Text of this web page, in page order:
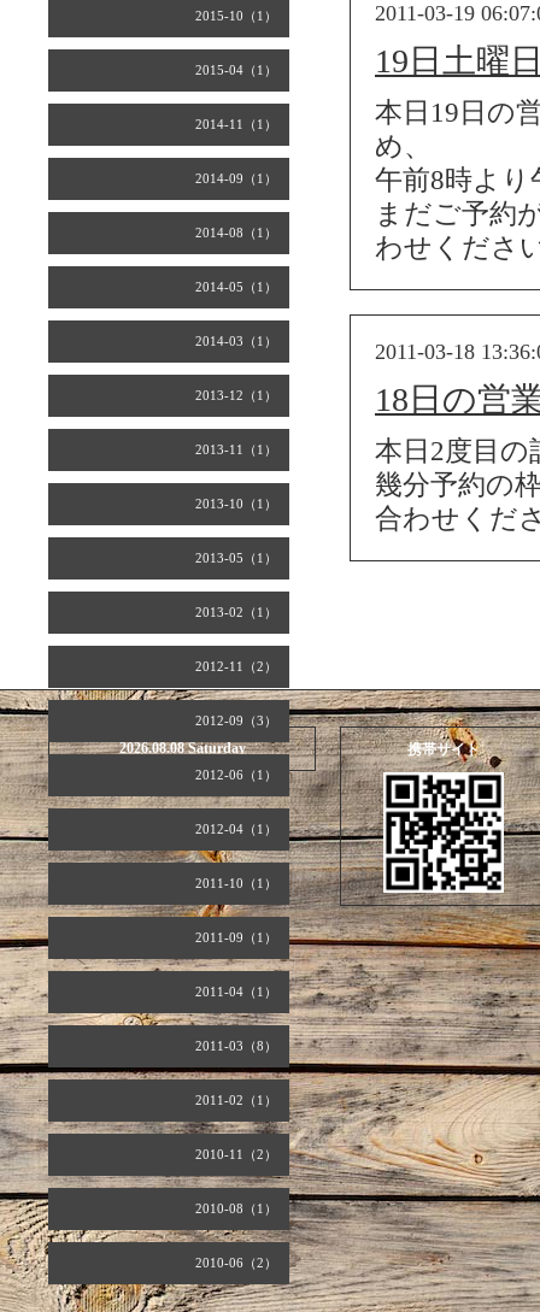
2015-10（1）
2015-04（1）
2014-11（1）
2014-09（1）
2014-08（1）
2014-05（1）
2014-03（1）
2013-12（1）
2013-11（1）
2013-10（1）
2013-05（1）
2013-02（1）
2012-11（2）
2012-09（3）
2012-06（1）
2012-04（1）
2011-10（1）
2011-09（1）
2011-04（1）
2011-03（8）
2011-02（1）
2010-11（2）
2010-08（1）
2010-06（2）
2011-03-19
19日土曜
本日19日の
め、
午前8時よ
まだご予約
わせくださ
2011-03-18
18日の営
本日2度目
幾分予約の
合わせくだ
2026.08.08 Saturday 携帯サイト